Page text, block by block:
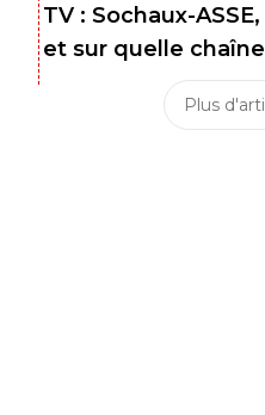
TV : Sochaux-
et sur quelle
Plus